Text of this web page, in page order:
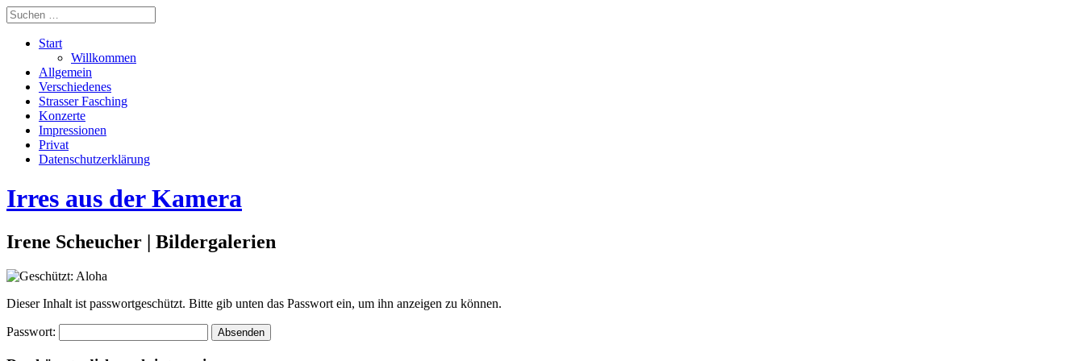
Start
Willkommen
Allgemein
Verschiedenes
Strasser Fasching
Konzerte
Impressionen
Privat
Datenschutzerklärung
Irres aus der Kamera
Irene Scheucher | Bildergalerien
Dieser Inhalt ist passwortgeschützt. Bitte gib unten das Passwort ein, um ihn anzeigen zu können.
Passwort: